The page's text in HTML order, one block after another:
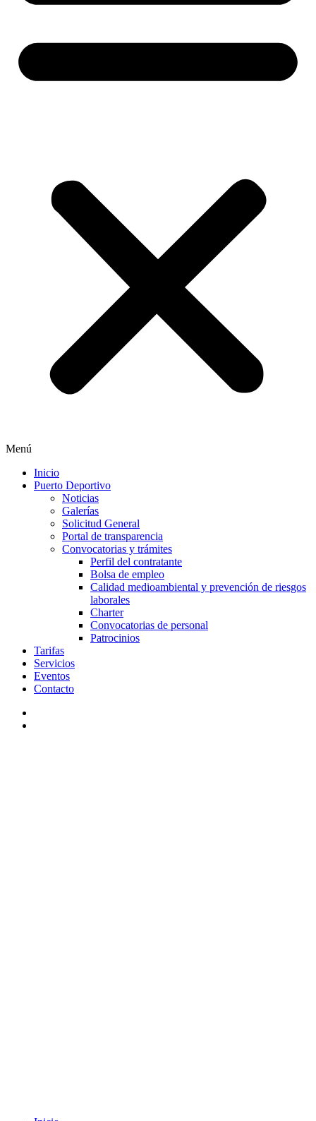
Menú
Inicio
Puerto Deportivo
Noticias
Galerías
Solicitud General
Portal de transparencia
Convocatorias y trámites
Perfil del contratante
Bolsa de empleo
Calidad medioambiental y prevención de riesgos
laborales
Charter
Convocatorias de personal
Patrocinios
Tarifas
Servicios
Eventos
Contacto